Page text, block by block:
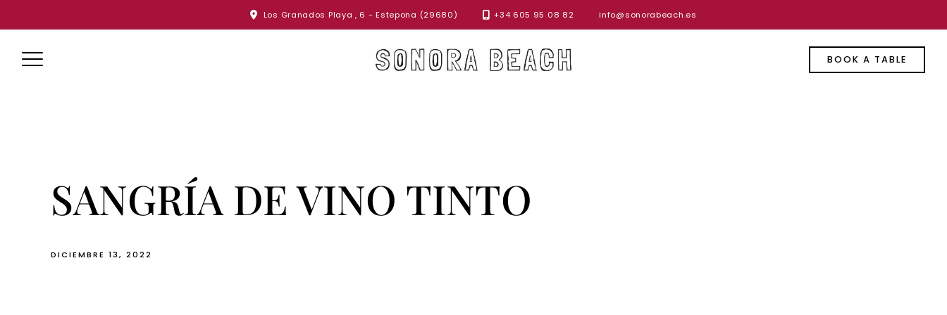
to
content
Los Granados Playa , 6 - Estepona (29680) +34 605 95 08 82 info@sonorabeach.es
BOOK A TABLE
SANGRÍA DE VINO TINTO
DICIEMBRE 13, 2022